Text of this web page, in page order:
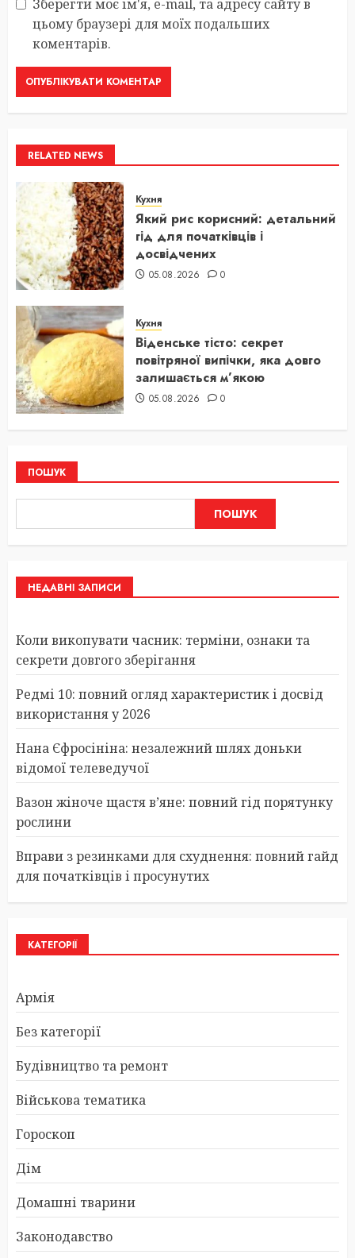
Зберегти моє ім'я, e-mail, та адресу сайту в
цьому браузері для моїх подальших
коментарів.
RELATED NEWS
Кухня
Який рис корисний: детальний
гід для початківців і
досвідчених
05.08.2026 0
Кухня
Віденське тісто: секрет
повітряної випічки, яка довго
залишається м’якою
05.08.2026 0
ПОШУК
ПОШУК
НЕДАВНІ ЗАПИСИ
Коли викопувати часник: терміни, ознаки та
секрети довгого зберігання
Редмі 10: повний огляд характеристик і досвід
використання у 2026
Нана Єфросініна: незалежний шлях доньки
відомої телеведучої
Вазон жіноче щастя в’яне: повний гід порятунку
рослини
Вправи з резинками для схуднення: повний гайд
для початківців і просунутих
КАТЕГОРІЇ
Армія
Без категорії
Будівництво та ремонт
Військова тематика
Гороскоп
Дім
Домашні тварини
Законодавство